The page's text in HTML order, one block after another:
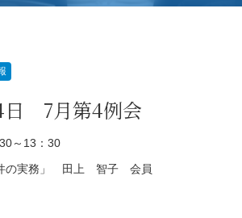
日 7月第4例会
30～ 13 ： 30
の実務」 田上 智子 会員